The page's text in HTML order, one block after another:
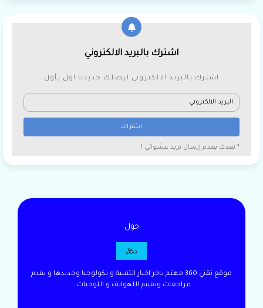
اشترك بالبريد الالكتروني
اشترك بالبريد الالكتروني ليصلك جديدنا اول بأول
* نعدك بعدم إرسال بريد عشوائي !
حول
موقع تقني 360 مهتم باخر اخبار التقنية و تكولوجيا وجديدها و يقدم
مراجعات وتقييم اللهواتف و اللوحيات…